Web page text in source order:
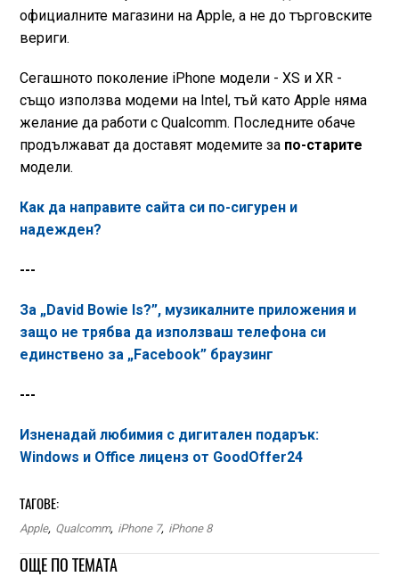
официалните магазини на Apple, а не до търговските
вериги.
Сегашното поколение iPhone модели - XS и XR -
също използва модеми на Intel, тъй като Apple няма
желание да работи с Qualcomm. Последните обаче
продължават да доставят модемите за по-старите
модели.
Как да направите сайта си по-сигурен и
надежден?
---
За „David Bowie Is?”, музикалните приложения и
защо не трябва да използваш телефона си
единствено за „Facebook” браузинг
---
Изненадай любимия с дигитален подарък:
Windows и Office лиценз от GoodOffer24
ТАГОВЕ:
Apple, Qualcomm, iPhone 7, iPhone 8
ОЩЕ ПО ТЕМАТА